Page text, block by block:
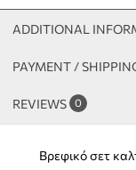
ADDITIONAL
PAYMENT /
REVIEWS 0
Βρεφικό σετ